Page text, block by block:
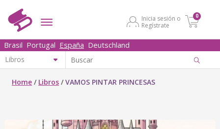
Inicia sesión o
Regístrate
0
Brasil Portugal España Deutschland
Home / Libros /VAMOS PINTAR PRINCESAS